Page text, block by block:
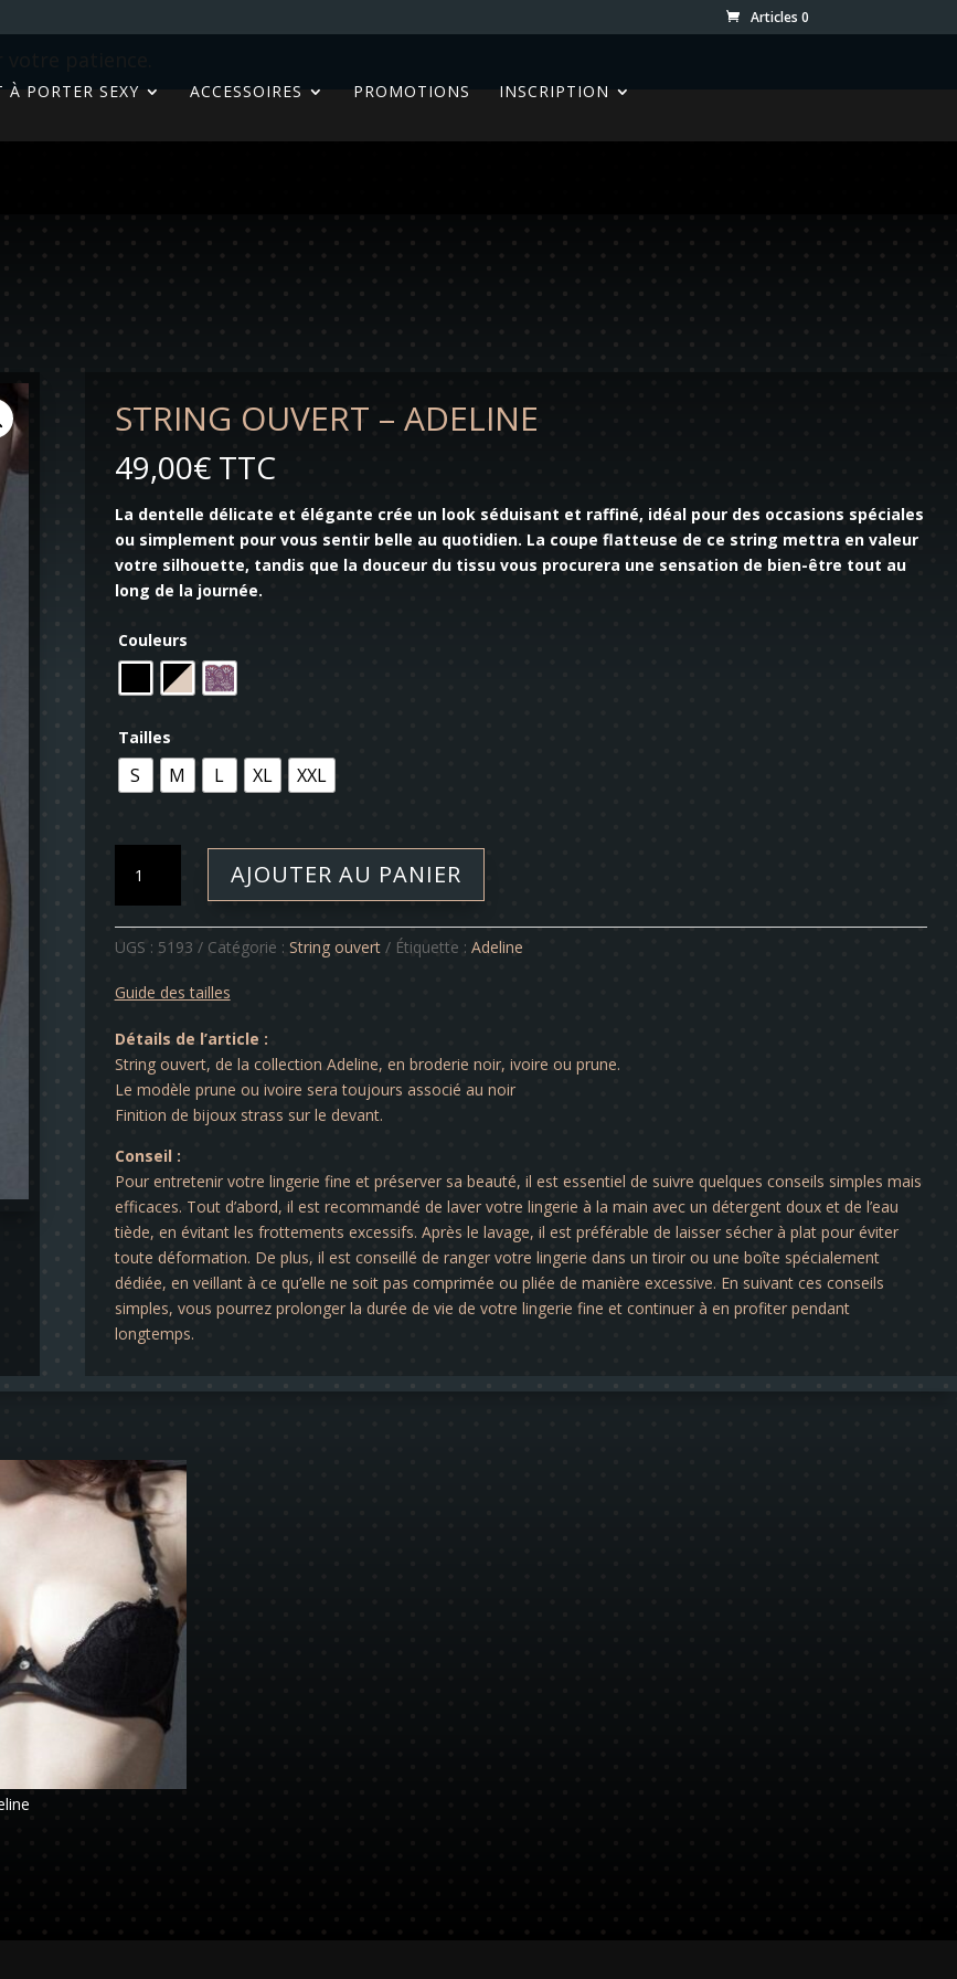
Articles 0
À PORTER SEXY ACCESSOIRES PROMOTIONS INSCRIPTION
patience.
STRING OUVERT – ADELINE
49,00€ TTC
La dentelle délicate et élégante crée un look séduisant et raffiné, idéal pour des occasions spéciales
ou simplement pour vous sentir belle au quotidien. La coupe flatteuse de ce string mettra en valeur
votre silhouette, tandis que la douceur du tissu vous procurera une sensation de bien-être tout au
long de la journée.
Couleurs
Tailles
S M L XL XXL
String
ouvert
-
Adeline
AJOUTER AU PANIER
UGS : 5193 Catégorie : String ouvert Étiquette : Adeline
Guide des tailles
Détails de l’article :
String ouvert, de la collection Adeline, en broderie noir, ivoire ou prune.
Le modèle prune ou ivoire sera toujours associé au noir
Finition de bijoux strass sur le devant.
Conseil :
Pour entretenir votre lingerie fine et préserver sa beauté, il est essentiel de suivre quelques conseils simples mais
efficaces. Tout d’abord, il est recommandé de laver votre lingerie à la main avec un détergent doux et de l’eau
tiède, en évitant les frottements excessifs. Après le lavage, il est préférable de laisser sécher à plat pour éviter
toute déformation. De plus, il est conseillé de ranger votre lingerie dans un tiroir ou une boîte spécialement
dédiée, en veillant à ce qu’elle ne soit pas comprimée ou pliée de manière excessive. En suivant ces conseils
simples, vous pourrez prolonger la durée de vie de votre lingerie fine et continuer à en profiter pendant
longtemps.